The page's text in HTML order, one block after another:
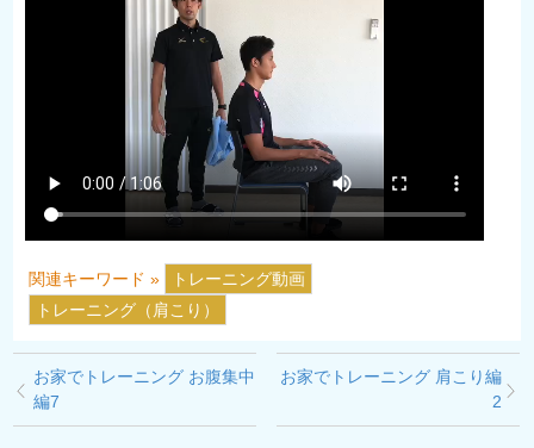
関連キーワード »
トレーニング動画
トレーニング（肩こり）
お家でトレーニング お腹集中
編7
お家でトレーニング 肩こり編
2